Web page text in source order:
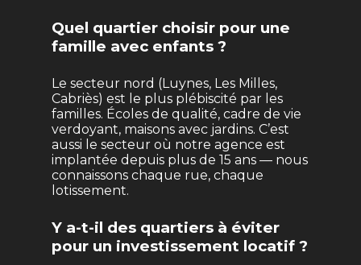
Quel quartier choisir pour une
famille avec enfants ?
Le secteur nord (Luynes, Les Milles,
Cabriès) est le plus plébiscité par les
familles. Écoles de qualité, cadre de vie
verdoyant, maisons avec jardins. C’est
aussi le secteur où notre agence est
implantée depuis plus de 15 ans — nous
connaissons chaque rue, chaque
lotissement.
Y a-t-il des quartiers à éviter
pour un investissement locatif ?